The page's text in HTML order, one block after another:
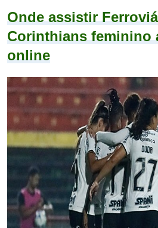
Onde assistir
Corinthians feminino
online